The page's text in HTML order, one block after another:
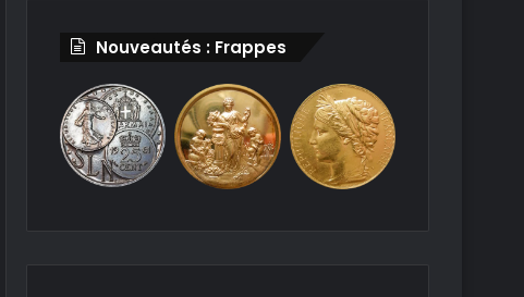
Nouveautés : Frappes